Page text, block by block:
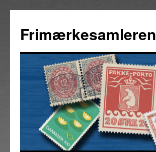
indhold
Frimærkesamleren